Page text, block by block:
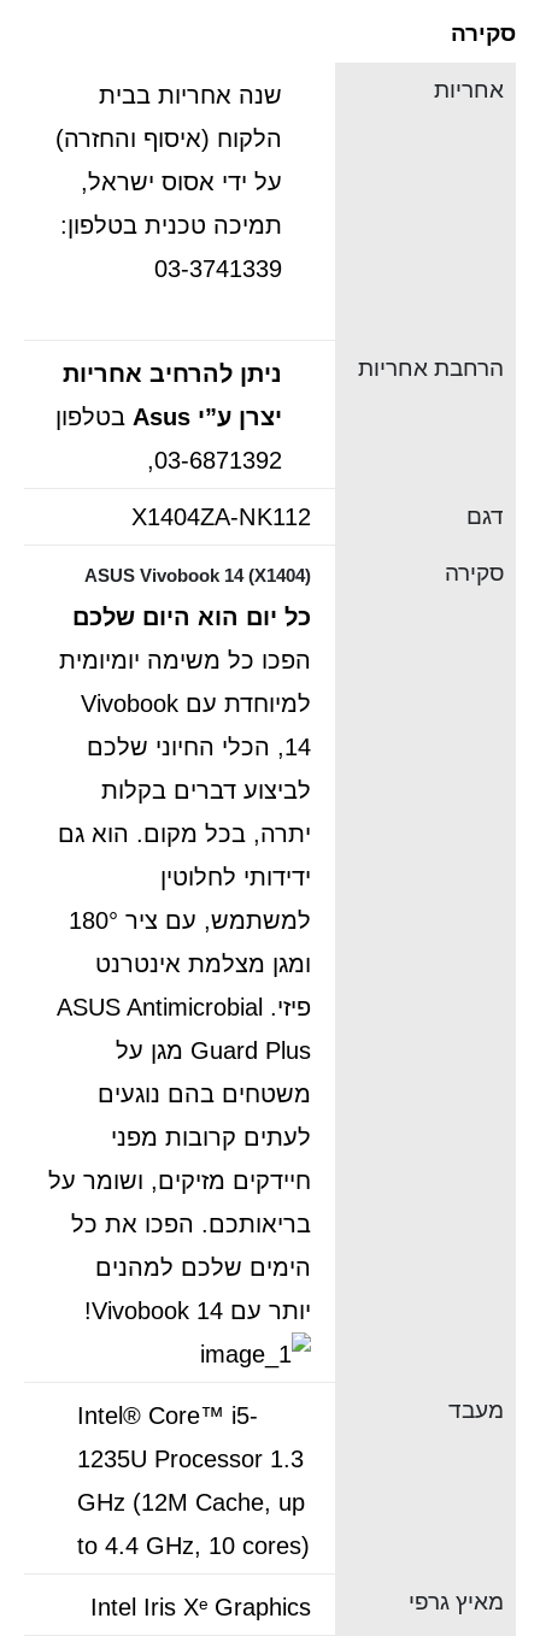
סקירה
אחריות
שנה אחריות בבית
הלקוח (איסוף והחזרה)
על ידי אסוס ישראל,
תמיכה טכנית בטלפון:
03-3741339
הרחבת אחריות
ניתן להרחיב אחריות
יצרן ע”י Asus
בטלפון
03-6871392,
דגם X1404ZA-NK112
סקירה ASUS Vivobook 14 (X1404)
כל יום הוא היום שלכם
הפכו כל משימה יומיומית
למיוחדת עם Vivobook
14, הכלי החיוני שלכם
לביצוע דברים בקלות
יתרה, בכל מקום. הוא גם
ידידותי לחלוטין
למשתמש, עם ציר 180°
ומגן מצלמת אינטרנט
פיזי. ASUS Antimicrobial
Guard Plus מגן על
משטחים בהם נוגעים
לעתים קרובות מפני
חיידקים מזיקים, ושומר על
בריאותכם. הפכו את כל
הימים שלכם למהנים
יותר עם Vivobook 14!
מעבד
Intel® Core™ i5-
1235U Processor 1.3
GHz (12M Cache, up
to 4.4 GHz, 10 cores)
מאיץ גרפי Intel Iris Xᵉ Graphics